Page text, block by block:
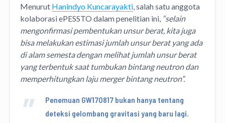
Menurut Hanindyo Kuncarayakti, salah satu anggota
kolaborasi ePESSTO dalam penelitian ini, “selain
mengonfirmasi pembentukan unsur berat, kita juga
bisa melakukan estimasi jumlah unsur berat yang ada
di alam semesta dengan melihat jumlah unsur berat
yang terbentuk saat tumbukan bintang neutron dan
memperhitungkan laju merger bintang neutron”.
Penemuan GW170817 bukan hanya tentang
deteksi gelombang gravitasi yang baru lagi.